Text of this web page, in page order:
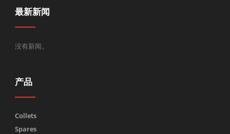
最新新闻
没有新闻。
产品
Collets
Spares